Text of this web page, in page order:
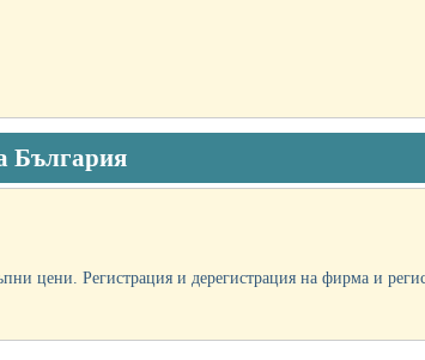
България
цени. Регистрация и дерегистрация на фирма и